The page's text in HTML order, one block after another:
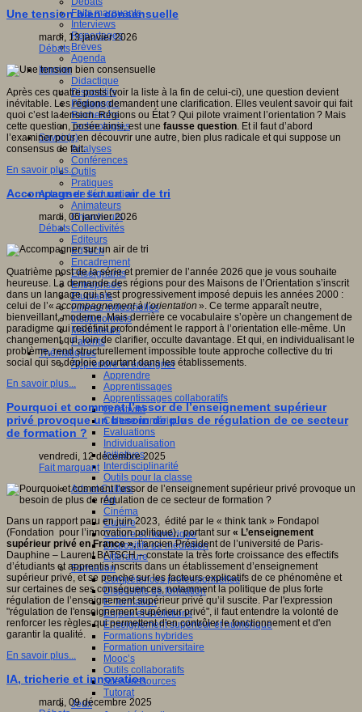
Faits marquants
Interviews
Reportages
Brèves
Agenda
Innover
Didactique
Dispositifs
Pédagogie
Recherche
Technologies
Savoir(s)
Analyses
Conférences
Outils
Pratiques
Acteurs de l'éducation
Animateurs
Chercheurs
Collectivités
Editeurs
EdTech
Encadrement
Enseignants
Entreprises
Etudiants
Filières industrielles
Institutionnels
Médiateurs
Parents
Thématiques
Apprendre et enseigner
Apprendre
Apprentissages
Apprentissages collaboratifs
Créativité
Culture numérique
Evaluations
Individualisation
Initiatives
Interdisciplinarité
Outils pour la classe
Arts et Culture
Art
Cinéma
Culture
Culture et numérique
Dispositifs de médiation
Littérature
Formation
Compétences professionnelles
Dispositifs de formation
E- formation
Enjeux et évolutions
Enseignement supérieur et numérique
Formations hybrides
Formation universitaire
Mooc’s
Outils collaboratifs
Sites ressources
Tutorat
Jeux
Une tension bien consensuelle
mardi, 13 janvier 2026
Débats
Après ces quatre posts (voir la liste à la fin de celui-ci), une question devient
inévitable. Les régions demandent une clarification. Elles veulent savoir qui fait
quoi c’est la tension. Régions ou État ? Qui pilote vraiment l’orientation ? Mais
cette question, posée ainsi, est une fausse question. Et il faut d’abord
l’examiner pour en découvrir une autre, bien plus radicale et qui suppose un
consensus de fait.
En savoir plus...
Accompagner sur un air de tri
mardi, 06 janvier 2026
Débats
Quatrième post de la série et premier de l’année 2026 que je vous souhaite
heureuse. La demande des régions pour des Maisons de l’Orientation s’inscrit
dans un langage qui s’est progressivement imposé depuis les années 2000 :
celui de l’« accompagnement à l’orientation ». Ce terme apparaît neutre,
bienveillant, moderne. Mais derrière ce vocabulaire s’opère un changement de
paradigme qui redéfinit profondément le rapport à l’orientation elle-même. Un
changement qui, loin de clarifier, occulte davantage. Et qui, en individualisant le
problème, rend structurellement impossible toute approche collective du tri
social qui se déploie pourtant dans les établissements.
En savoir plus...
Pourquoi et comment l’essor de l’enseignement supérieur
privé provoque un besoin de plus de régulation de ce secteur
de formation ?
vendredi, 12 décembre 2025
Fait marquant
Dans un rapport paru en juin 2023, édité par le « think tank » Fondapol
(Fondation pour l’innovation politique), portant sur « L’enseignement
supérieur privé en France », l’ancien Président de l’université de Paris-
Dauphine – Laurent BATSCH – constate la très forte croissance des effectifs
d’étudiants et apprentis inscrits dans un établissement d’enseignement
supérieur privé, et se penche sur les facteurs explicatifs de ce phénomène et
sur certaines de ses conséquences, notamment la politique de plus forte
régulation de l’enseignement supérieur privé qu’il suscite. Par l'expression
"régulation de l'enseignement supérieur privé", il faut entendre la volonté de
renforcer les règles qui permettent d'en contrôler le fonctionnement et d'en
garantir la qualité.
En savoir plus...
IA, tricherie et innovation
mardi, 09 décembre 2025